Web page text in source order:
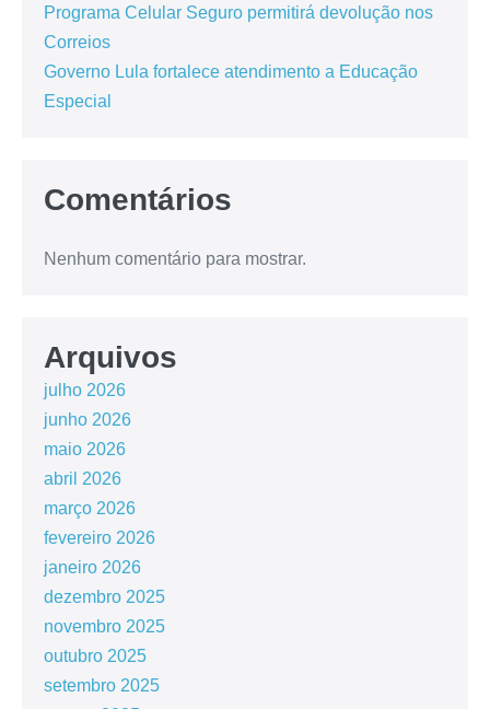
Programa Celular Seguro permitirá devolução nos
Correios
Governo Lula fortalece atendimento a Educação
Especial
Comentários
Nenhum comentário para mostrar.
Arquivos
julho 2026
junho 2026
maio 2026
abril 2026
março 2026
fevereiro 2026
janeiro 2026
dezembro 2025
novembro 2025
outubro 2025
setembro 2025